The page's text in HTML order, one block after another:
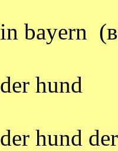
in bayern (в
der hund
der hund